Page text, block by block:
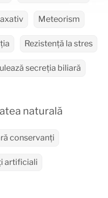
Meteorism
Rezistență la stres
secreția biliară
naturală
conservanți
artificiali